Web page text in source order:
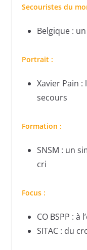
Secouristes du
Belgique :
Portrait :
Xavier Pain
secours
Formation :
SNSM : un
cri
Focus :
CO BSPP : à
SITAC : du